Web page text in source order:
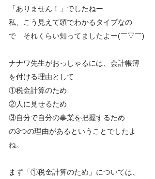
「ありません！」でしたねー
私、こう見えて頭でわかるタイプなの
で　それくらい知ってましたよー(￣▽￣)
ナナワ先生がおっしゃるには、会計帳簿
を付ける理由として
①税金計算のため
②人に見せるため
③自分で自分の事業を把握するため
の3つの理由があるということでしたよ
ね。
まず「①税金計算のため」については、